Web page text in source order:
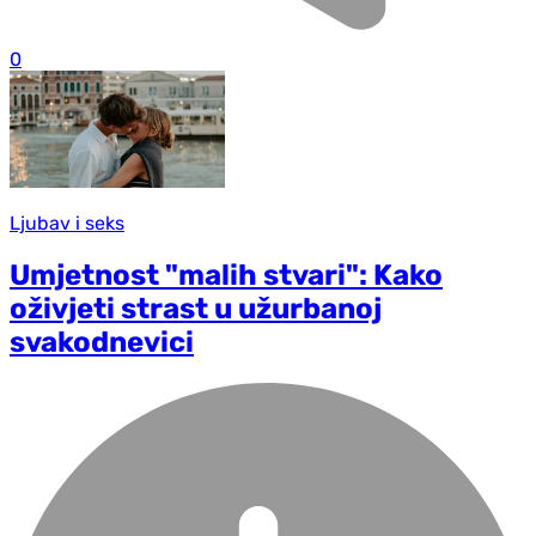
0
Ljubav i seks
Umjetnost "malih stvari": Kako
oživjeti strast u užurbanoj
svakodnevici